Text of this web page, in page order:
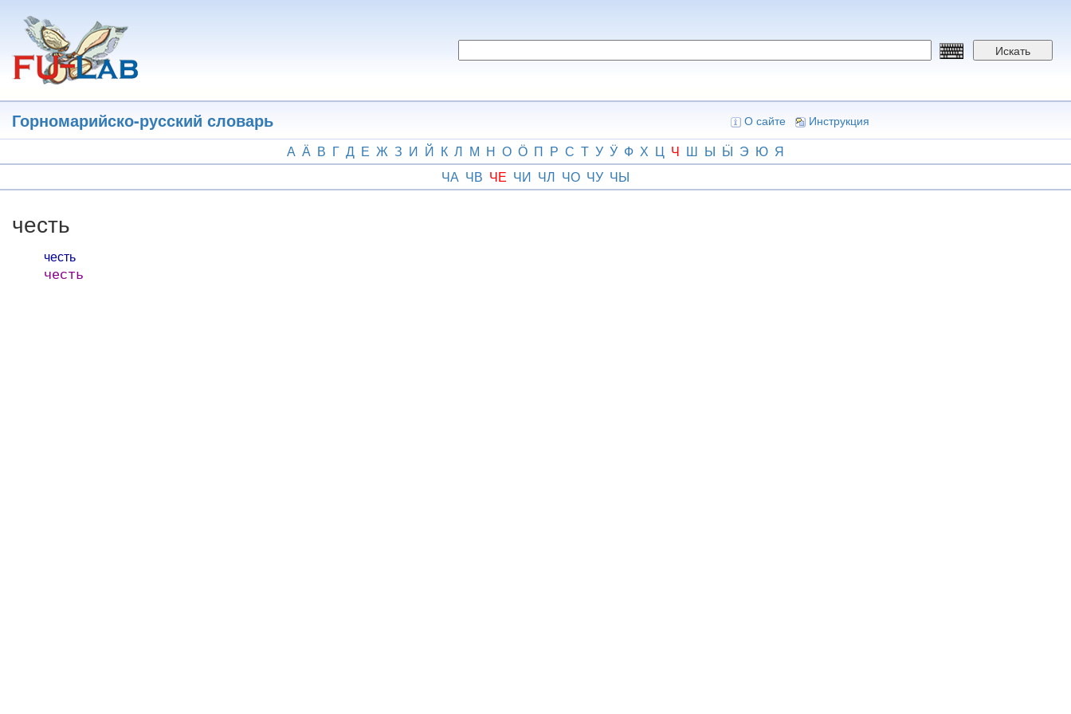
основному
содержанию
Искать
Горномарийско-русский словарь О сайте Инструкция
А Ӓ В Г Д Е Ж З И Й К Л М Н О Ӧ П Р С Т У Ӱ Ф Х Ц Ч Ш Ы Ӹ Э Ю Я
ЧА ЧВ ЧЕ ЧИ ЧЛ ЧО ЧУ ЧЫ
честь
честь
честь